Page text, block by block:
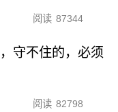
阅读 87344
守不住的，必须
阅读 82798